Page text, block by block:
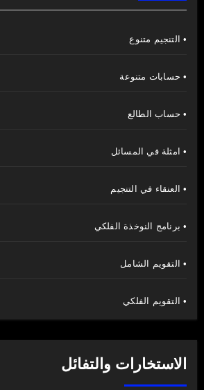
• التنجيم متنوع
• حسابات متنوعة
• حساب الطالع
• امثلة في المسائل
• العنقاء في التنجيم
• برنامج النوخذة الفلكي
• التقويم الشامل
• التقويم الفلكي
الاستخارات والتفائل